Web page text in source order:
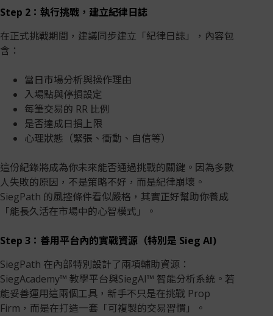
Step 2：執行挑戰，建立紀律日誌
在正式挑戰期間，建議同步建立「紀律日誌」，內容包
含：
當日市場分析與操作理由
入場點與停損設定
每筆交易的 RR 比例
是否達成日損上限
心理狀態（緊張、衝動、自信等）
這份紀錄將成為你未來能否通過挑戰的關鍵。因為多數
人失敗的原因，不是策略不好，而是紀律崩壞。
SiegPath 的風控條件看似嚴格，其實正好幫助你養成
「能長久活在市場中的心智模式」。
Step 3：善用平台內的實戰資源（特別是 Sieg AI)
SiegPath 在內部特別設計了兩項輔助資源：
SiegAcademy™ 教學平台與SiegAI™ 智能分析系統。若
能妥善運用這兩個工具，新手不只是在挑戰 Prop
Firm，而是在打造一套「可複製的交易習慣」。